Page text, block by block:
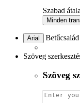
Szabad
Minden
Arial Betűcsalád
Szöveg
Szöveg